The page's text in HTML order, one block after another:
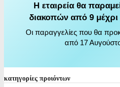
Η εταιρεία θα
διακοπών από 9 μέχρι
Οι παραγγελίες που θα
από 17
κατηγορίες προιόντων